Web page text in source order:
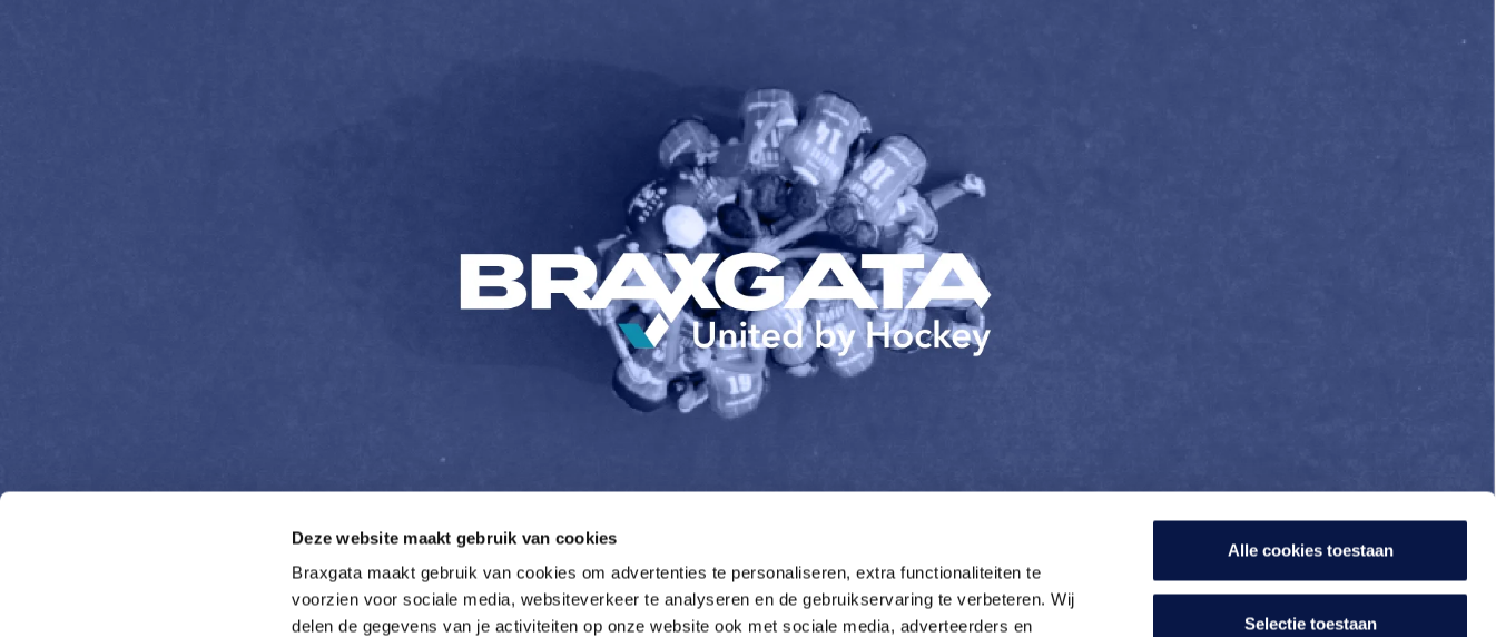
Deze website maakt gebruik van cookies
Braxgata maakt gebruik van cookies om advertenties te personaliseren, extra functionaliteiten te
voorzien voor sociale media, websiteverkeer te analyseren en de gebruikservaring te verbeteren. Wij
delen de gegevens van je activiteiten op onze website ook met sociale media, adverteerders en
Alle cookies toestaan
Selectie toestaan